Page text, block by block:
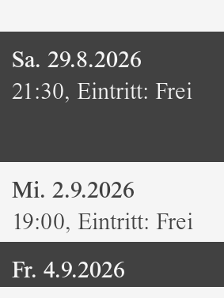
Sa. 29.8.2026
21:30, Eintritt: Frei
Mi. 2.9.2026
19:00, Eintritt: Frei
Fr. 4.9.2026